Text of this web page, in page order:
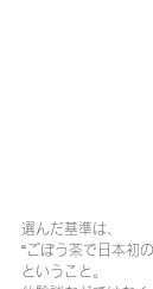
選んだ基準は、
“ごぼう茶で日本初
ということ。